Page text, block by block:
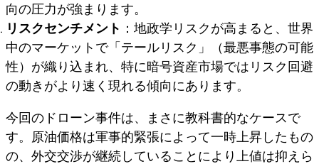
向の圧力が強まります。
リスクセンチメント ：地政学リスクが高まると、世界
中のマーケットで「テールリスク」（最悪事態の可能
性）が織り込まれ、特に暗号資産市場ではリスク回避
の動きがより速く現れる傾向にあります。
今回のドローン事件は、まさに教科書的なケースで
す。原油価格は軍事的緊張によって一時上昇したもの
の、外交交渉が継続していることにより上値は抑えら